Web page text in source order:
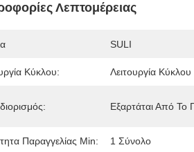
Λεπτομέρειας
SULI
Κύκλου: Λειτουργία Κύκλου
Εξαρτάται Από Το
Παραγγελίας Min: 1 Σύνολο